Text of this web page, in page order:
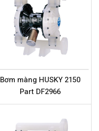
Bơm màng HUSKY 2150
Part DF2966